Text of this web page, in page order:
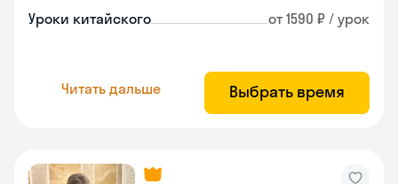
Уроки китайского от 1590 ₽ / урок
Читать дальше Выбрать время